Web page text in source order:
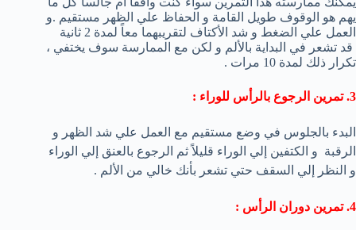
يهم هو الوقوف طويل القامة و الحفاظ علي الظهر مستقيم .و
العمل علي الضغط و شد الأكتاف لتقريبهما معاً لمدة 2 ثانية
قد تشعر في البداية بالألم و لكن مع الممارسة سوف يختفي ،
تكرار ذلك لمدة 10 مرات .
3. تمرين الرجوع بالرأس للوراء :
البدء بالجلوس في وضع مستقيم مع العمل علي شد الظهر و
الرقبة و الكتفين إلي الوراء قليلاً ثم الرجوع بالعنق إلي الوراء
و النظر إلي السقف حتي تشعر بأنك خالي من الألم .
4. تمرين دوران الرأس :